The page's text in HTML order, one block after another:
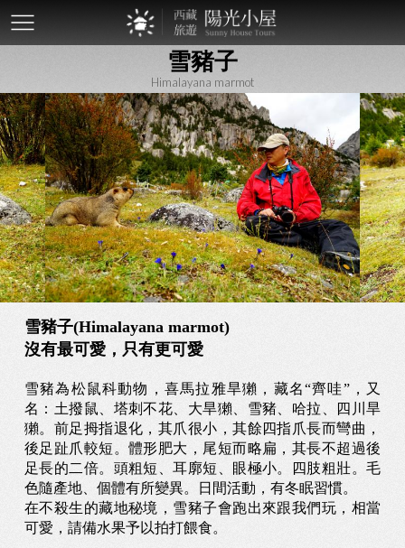
雪豬子
Himalayana marmot
雪豬子(Himalayana marmot)
沒有最可愛，只有更可愛
雪豬為松鼠科動物，喜馬拉雅旱獺，藏名“齊哇”，又
名：土撥鼠、塔刺不花、大旱獺、雪豬、哈拉、四川旱
獺。前足拇指退化，其爪很小，其餘四指爪長而彎曲，
後足趾爪較短。體形肥大，尾短而略扁，其長不超過後
足長的二倍。頭粗短、耳廓短、眼極小。四肢粗壯。毛
色隨產地、個體有所變異。日間活動，有冬眠習慣。
在不殺生的藏地秘境，雪豬子會跑出來跟我們玩，相當
可愛，請備水果予以拍打餵食。